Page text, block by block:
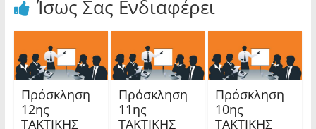
Ίσως Σας Ενδιαφέρει
Πρόσκληση
12ης
TAKTIKHΣ
Πρόσκληση
11ης
TAKTIKHΣ
Πρόσκληση
10ης
TAKTIKHΣ